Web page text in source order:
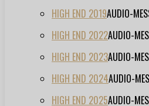
HIGH END 2019AUDIO-
HIGH END 2022AUDIO-
HIGH END 2023AUDIO-
HIGH END 2024AUDIO-
HIGH END 2025AUDIO-